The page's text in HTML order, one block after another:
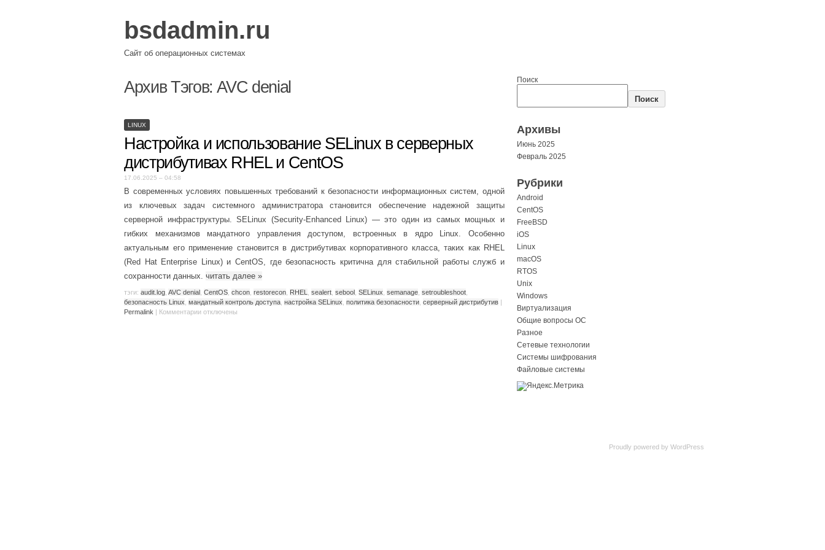
bsdadmin.ru
Сайт об операционных системах
Архив Тэгов:AVC denial
LINUX
Настройка и использование SELinux в серверных
дистрибутивах RHEL и CentOS
17.06.2025 – 04:58
В современных условиях повышенных требований к безопасности информационных систем, одной
из ключевых задач системного администратора становится обеспечение надежной защиты
серверной инфраструктуры. SELinux (Security-Enhanced Linux) — это один из самых мощных и
гибких механизмов мандатного управления доступом, встроенных в ядро Linux. Особенно
актуальным его применение становится в дистрибутивах корпоративного класса, таких как RHEL
(Red Hat Enterprise Linux) и CentOS, где безопасность критична для стабильной работы служб и
сохранности данных. читать далее »
тэги: audit.log AVC denial CentOS chcon restorecon RHEL sealert sebool SELinux semanage setroubleshoot
безопасность Linux мандатный контроль доступа настройка SELinux политика безопасности серверный дистрибутив |
Permalink | Комментарии отключены
Поиск
Поиск
Архивы
Июнь 2025
Февраль 2025
Рубрики
Android
CentOS
FreeBSD
iOS
Linux
macOS
RTOS
Unix
Windows
Виртуализация
Общие вопросы ОС
Разное
Сетевые технологии
Системы шифрования
Файловые системы
Proudly powered by WordPress